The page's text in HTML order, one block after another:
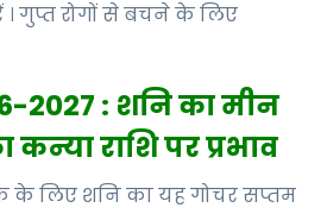
। गुप्त रोगों से बचने के लिए
2027 : शनि का मीन
कन्या राशि पर प्रभाव
के लिए शनि का यह गोचर सप्तम